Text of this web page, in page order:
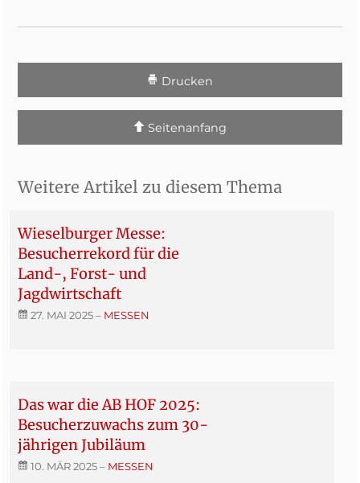
Drucken
Seitenanfang
Weitere Artikel zu diesem Thema
Wieselburger Messe:
Besucherrekord für die
Land-, Forst- und
Jagdwirtschaft
27. MAI 2025– MESSEN
Das war die AB HOF 2025:
Besucherzuwachs zum 30-
jährigen Jubiläum
10. MÄR 2025– MESSEN